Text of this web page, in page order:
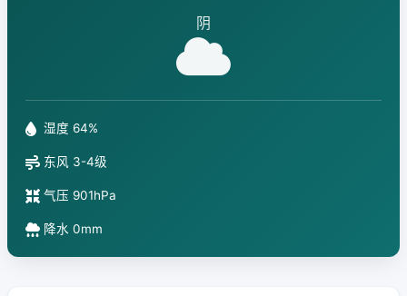
阴
湿度 64%
东风 3-4级
气压 901hPa
降水 0mm